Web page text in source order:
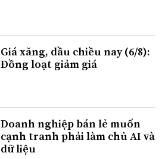
Giá xăng, dầu chiều nay (6/8):
Đồng loạt giảm giá
Doanh nghiệp bán lẻ muốn
cạnh tranh phải làm chủ AI và
dữ liệu